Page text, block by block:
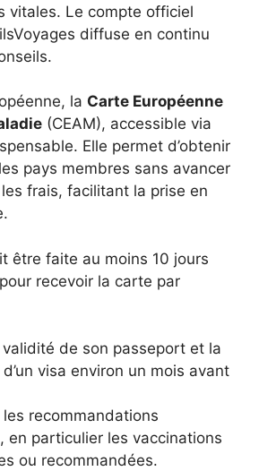
vitales. Le compte officiel
diffuse en continu
la Carte Européenne
(CEAM), accessible via
Elle permet d’obtenir
pays membres sans avancer
frais, facilitant la prise en
être faite au moins 10 jours
recevoir la carte par
de son passeport et la
visa environ un mois avant
recommandations
en particulier les vaccinations
ou recommandées.